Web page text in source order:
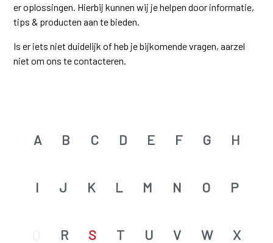
er oplossingen. Hierbij kunnen wij je helpen door informatie,
tips & producten aan te bieden.
Is er iets niet duidelijk of heb je bijkomende vragen, aarzel
niet om ons te contacteren.
A B C D E F G H
I J K L M N O P
R S T U V W X